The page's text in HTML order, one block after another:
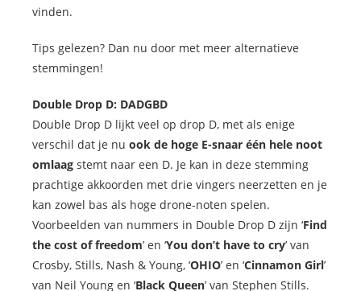
vinden.
Tips gelezen? Dan nu door met meer alternatieve
stemmingen!
Double Drop D: DADGBD
Double Drop D lijkt veel op drop D, met als enige
verschil dat je nu ook de hoge E-snaar één hele noot
omlaag stemt naar een D. Je kan in deze stemming
prachtige akkoorden met drie vingers neerzetten en je
kan zowel bas als hoge drone-noten spelen.
Voorbeelden van nummers in Double Drop D zijn ‘Find
the cost of freedom’ en ‘You don’t have to cry’ van
Crosby, Stills, Nash & Young, ‘OHIO’ en ‘Cinnamon Girl’
van Neil Young en ‘Black Queen’ van Stephen Stills.